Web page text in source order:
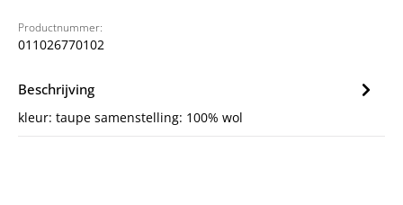
Productnummer:
011026770102
Beschrijving
kleur: taupe samenstelling: 100% wol